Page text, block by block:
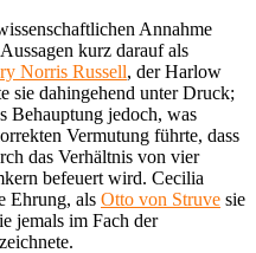
Annahme
kurz darauf als
Norris Russell, der Harlow
sie dahingehend unter Druck;
Behauptung jedoch, was
Vermutung führte, dass
das Verhältnis von vier
befeuert wird. Cecilia
Ehrung, als Otto von Struve sie
jemals im Fach der